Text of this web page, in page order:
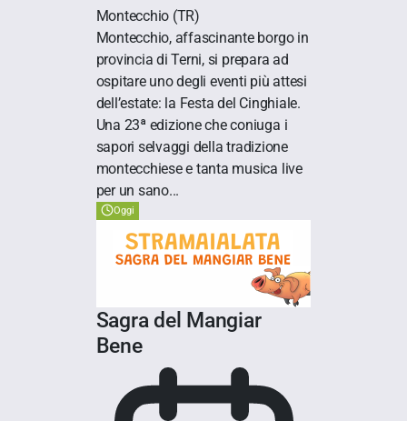
Montecchio (TR)
Montecchio, affascinante borgo in
provincia di Terni, si prepara ad
ospitare uno degli eventi più attesi
dell’estate: la Festa del Cinghiale.
Una 23ª edizione che coniuga i
sapori selvaggi della tradizione
montecchiese e tanta musica live
per un sano...
Oggi
Sagra del Mangiar
Bene